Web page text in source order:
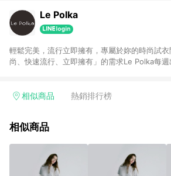
Le Polka
輕鬆完美，流行立即擁有，專屬於妳的時尚試
尚、快速流行、立即擁有」的需求Le Polka每週
相似商品 熱銷排行榜
相似商品